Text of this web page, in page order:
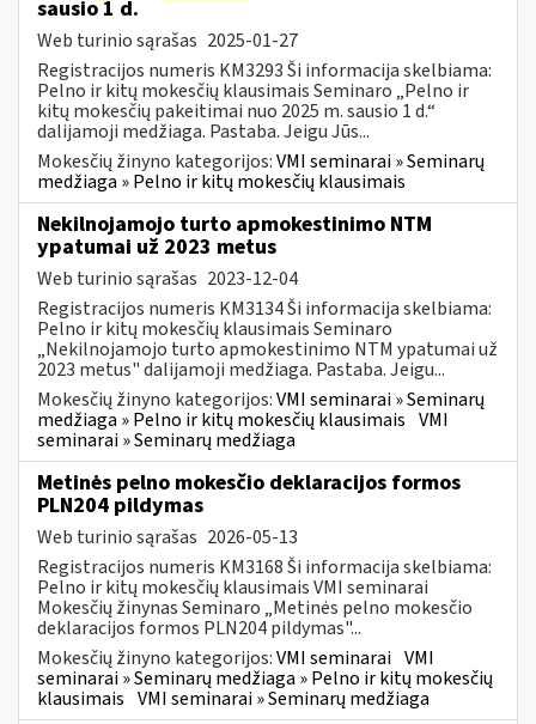
sausio 1 d.
Web turinio sąrašas 2025-01-27
Registracijos numeris KM3293 Ši informacija skelbiama:
Pelno ir kitų mokesčių klausimais Seminaro „Pelno ir
kitų mokesčių pakeitimai nuo 2025 m. sausio 1 d.“
dalijamoji medžiaga. Pastaba. Jeigu Jūs...
Mokesčių žinyno kategorijos:VMI seminarai » Seminarų
medžiaga » Pelno ir kitų mokesčių klausimais
Nekilnojamojo turto apmokestinimo NTM
ypatumai už 2023 metus
Web turinio sąrašas 2023-12-04
Registracijos numeris KM3134 Ši informacija skelbiama:
Pelno ir kitų mokesčių klausimais Seminaro
„Nekilnojamojo turto apmokestinimo NTM ypatumai už
2023 metus" dalijamoji medžiaga. Pastaba. Jeigu...
Mokesčių žinyno kategorijos:VMI seminarai » Seminarų
medžiaga » Pelno ir kitų mokesčių klausimais VMI
seminarai » Seminarų medžiaga
Metinės pelno mokesčio deklaracijos formos
PLN204 pildymas
Web turinio sąrašas 2026-05-13
Registracijos numeris KM3168 Ši informacija skelbiama:
Pelno ir kitų mokesčių klausimais VMI seminarai
Mokesčių žinynas Seminaro „Metinės pelno mokesčio
deklaracijos formos PLN204 pildymas"...
Mokesčių žinyno kategorijos:VMI seminarai VMI
seminarai » Seminarų medžiaga » Pelno ir kitų mokesčių
klausimais VMI seminarai » Seminarų medžiaga